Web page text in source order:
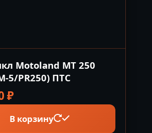
Motoland MT 250
5/PR250) ПТС
₽
В корзину